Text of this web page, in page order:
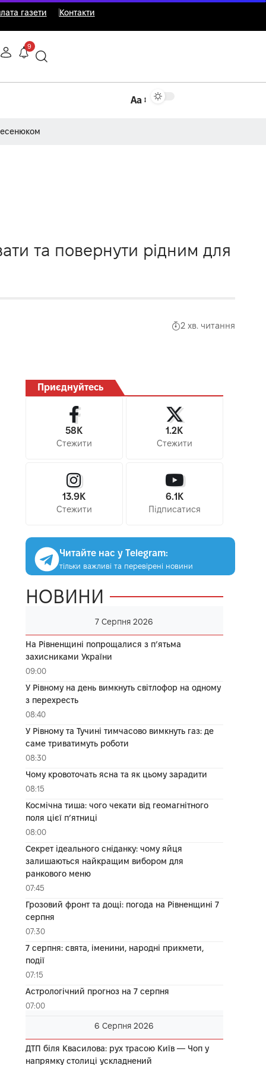
газети Контакти
9
Аа
та повернути рідним для
2 хв. читання
Приєднуйтесь
58K
Стежити
1.2K
Стежити
13.9K
Стежити
6.1K
Підписатися
Читайте нас у Telegram:
тільки важливі та перевірені новини
НОВИНИ
7 Серпня 2026
На Рівненщині попрощалися з п’ятьма
захисниками України
09:00
У Рівному на день вимкнуть світлофор на одному
з перехресть
08:40
У Рівному та Тучині тимчасово вимкнуть газ: де
саме триватимуть роботи
08:30
Чому кровоточать ясна та як цьому зарадити
08:15
Космічна тиша: чого чекати від геомагнітного
поля цієї п’ятниці
08:00
Секрет ідеального сніданку: чому яйця
залишаються найкращим вибором для
ранкового меню
07:45
Грозовий фронт та дощі: погода на Рівненщині 7
серпня
07:30
7 серпня: свята, іменини, народні прикмети,
події
07:15
Астрологічний прогноз на 7 серпня
07:00
6 Серпня 2026
ДТП біля Квасилова: рух трасою Київ — Чоп у
напрямку столиці ускладнений